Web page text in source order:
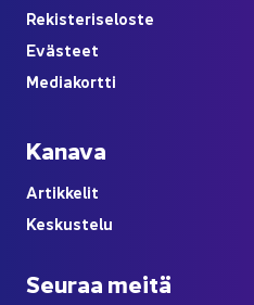
Re­kis­te­ri­se­los­te
Eväs­teet
Me­dia­kort­ti
Ka­na­va
Ar­tik­ke­lit
Kes­kus­te­lu
Seu­raa meitä